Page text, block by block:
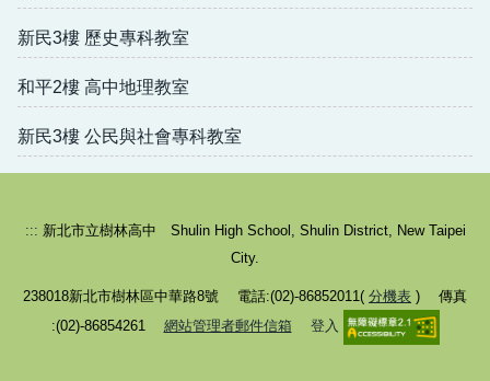
新民3樓 歷史專科教室
和平2樓 高中地理教室
新民3樓 公民與社會專科教室
::: 新北市立樹林高中 Shulin High School, Shulin District, New Taipei
City.
238018新北市樹林區中華路8號 電話:(02)-86852011( 分機表 ) 傳真
:(02)-86854261 網站管理者郵件信箱 登入